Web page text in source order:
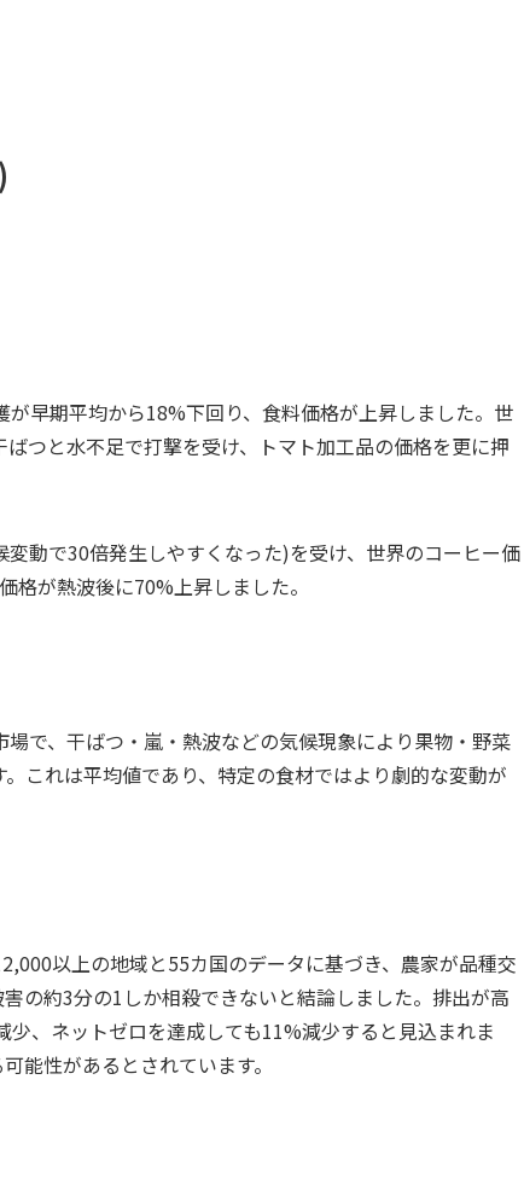
早期平均から18%下回り、食料価格が上昇しました。世
つと水不足で打撃を受け、トマト加工品の価格を更に押
動で30倍発生しやすくなった)を受け、世界のコーヒー価
が熱波後に70%上昇しました。
で、干ばつ・嵐・熱波などの気候現象により果物・野菜
これは平均値であり、特定の食材ではより劇的な変動が
以上の地域と55カ国のデータに基づき、農家が品種交
の約3分の1しか相殺できないと結論しました。排出が高
、ネットゼロを達成しても11%減少すると見込まれま
能性があるとされています。